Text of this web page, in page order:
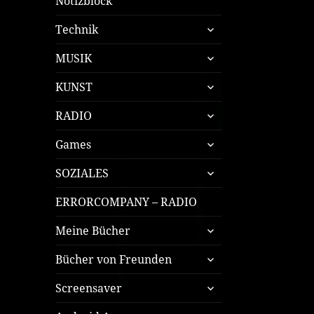
Technik
untermenü
öffnen
MUSIK
untermenü
öffnen
KUNST
untermenü
öffnen
RADIO
untermenü
öffnen
Games
untermenü
öffnen
SOZIALES
untermenü
öffnen
ERRORCOMPANY – RADIO
Meine Bücher
untermenü
öffnen
Bücher von Freunden
untermenü
öffnen
Screensaver
untermenü
öffnen